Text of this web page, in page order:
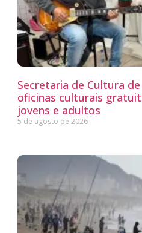
Secretaria de Cultura
oficinas culturais
jovens e adultos
5 de agosto de 2026